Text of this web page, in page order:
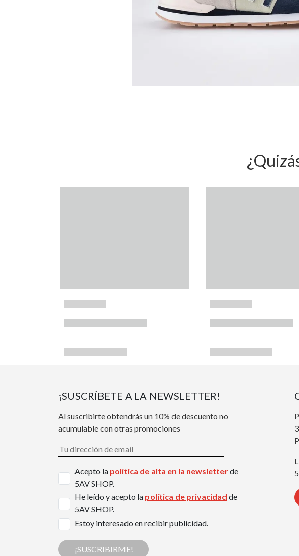
¡SUSCRÍBETE A LA NEWSLETTER!
Al suscribirte obtendrás un 10% de descuento no
acumulable con otras promociones
Acepto la política de alta en la newsletterde
5AV SHOP.
He leído y acepto la política de privacidad de
5AV SHOP.
Estoy interesado en recibir publicidad.
¡SUSCRIBIRME!